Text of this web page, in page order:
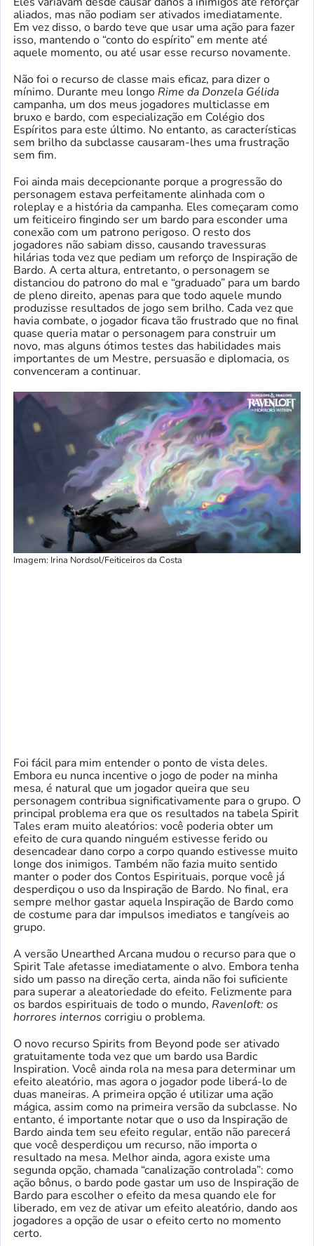
aliados, mas não podiam ser ativados imediatamente.
Em vez disso, o bardo teve que usar uma ação para fazer
isso, mantendo o “conto do espírito” em mente até
aquele momento, ou até usar esse recurso novamente.
Não foi o recurso de classe mais eficaz, para dizer o
mínimo. Durante meu longo Rime da Donzela Gélida
campanha, um dos meus jogadores multiclasse em
bruxo e bardo, com especialização em Colégio dos
Espíritos para este último. No entanto, as características
sem brilho da subclasse causaram-lhes uma frustração
sem fim.
Foi ainda mais decepcionante porque a progressão do
personagem estava perfeitamente alinhada com o
roleplay e a história da campanha. Eles começaram como
um feiticeiro fingindo ser um bardo para esconder uma
conexão com um patrono perigoso. O resto dos
jogadores não sabiam disso, causando travessuras
hilárias toda vez que pediam um reforço de Inspiração de
Bardo. A certa altura, entretanto, o personagem se
distanciou do patrono do mal e “graduado” para um bardo
de pleno direito, apenas para que todo aquele mundo
produzisse resultados de jogo sem brilho. Cada vez que
havia combate, o jogador ficava tão frustrado que no final
quase queria matar o personagem para construir um
novo, mas alguns ótimos testes das habilidades mais
importantes de um Mestre, persuasão e diplomacia, os
convenceram a continuar.
Imagem: Irina Nordsol/Feiticeiros da Costa
Foi fácil para mim entender o ponto de vista deles.
Embora eu nunca incentive o jogo de poder na minha
mesa, é natural que um jogador queira que seu
personagem contribua significativamente para o grupo. O
principal problema era que os resultados na tabela Spirit
Tales eram muito aleatórios: você poderia obter um
efeito de cura quando ninguém estivesse ferido ou
desencadear dano corpo a corpo quando estivesse muito
longe dos inimigos. Também não fazia muito sentido
manter o poder dos Contos Espirituais, porque você já
desperdiçou o uso da Inspiração de Bardo. No final, era
sempre melhor gastar aquela Inspiração de Bardo como
de costume para dar impulsos imediatos e tangíveis ao
grupo.
A versão Unearthed Arcana mudou o recurso para que o
Spirit Tale afetasse imediatamente o alvo. Embora tenha
sido um passo na direção certa, ainda não foi suficiente
para superar a aleatoriedade do efeito. Felizmente para
os bardos espirituais de todo o mundo, Ravenloft: os
horrores internos corrigiu o problema.
O novo recurso Spirits from Beyond pode ser ativado
gratuitamente toda vez que um bardo usa Bardic
Inspiration. Você ainda rola na mesa para determinar um
efeito aleatório, mas agora o jogador pode liberá-lo de
duas maneiras. A primeira opção é utilizar uma ação
mágica, assim como na primeira versão da subclasse. No
entanto, é importante notar que o uso da Inspiração de
Bardo ainda tem seu efeito regular, então não parecerá
que você desperdiçou um recurso, não importa o
resultado na mesa. Melhor ainda, agora existe uma
segunda opção, chamada “canalização controlada”: como
ação bônus, o bardo pode gastar um uso de Inspiração de
Bardo para escolher o efeito da mesa quando ele for
liberado, em vez de ativar um efeito aleatório, dando aos
jogadores a opção de usar o efeito certo no momento
certo.